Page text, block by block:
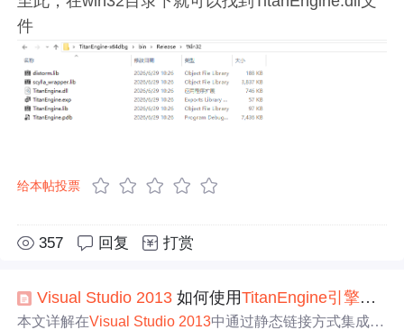
件
给本帖投票
357 回复 打赏
Visual Studio 2013 如何使用TitanEngine引擎库调
本文详解在Visual Studio 2013中通过静态链接方式集成Tit